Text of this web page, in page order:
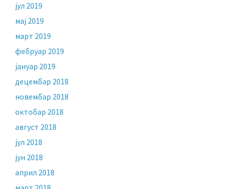
јул 2019
мај 2019
март 2019
фебруар 2019
јануар 2019
децембар 2018
новембар 2018
октобар 2018
август 2018
јул 2018
јун 2018
април 2018